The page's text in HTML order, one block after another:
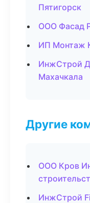
Пятигорск
ООО Фасад
ИП Монтаж
ИнжСтрой
Махачкала
Другие
ООО Кров
ИнжСтрой